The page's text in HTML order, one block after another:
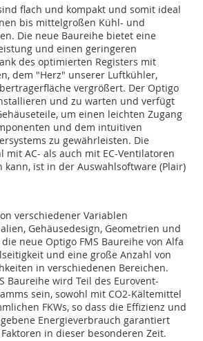
flach und kompakt und somit ideal
bis mittelgroßen Kühl- und
Die neue Baureihe bietet eine
und einen geringeren
des optimierten Registers mit
dem "Herz" unserer Luftkühler,
vergrößert. Der Optigo
und zu warten und verfügt
um einen leichten Zugang
und dem intuitiven
zu gewährleisten. Die
mit AC- als auch mit EC-Ventilatoren
kann, ist in der Auswahlsoftware (Plair)
verschiedener Variablen
Gehäusedesign, Geometrien und
neue Optigo FMS Baureihe von Alfa
und eine große Anzahl von
in verschiedenen Bereichen.
Baureihe wird Teil des Eurovent-
sein, sowohl mit CO2-Kältemittel
FKWs, so dass die Effizienz und
Energieverbrauch garantiert
in dieser besonderen Zeit.